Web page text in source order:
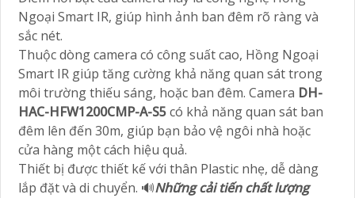
Ngoại Smart IR, giúp hình ảnh ban đêm rõ ràng và
sắc nét.
Thuộc dòng camera có công suất cao, Hồng Ngoại
Smart IR giúp tăng cường khả năng quan sát trong
môi trường thiếu sáng, hoặc ban đêm. Camera DH-
HAC-HFW1200CMP-A-S5có khả năng quan sát ban
đêm lên đến 30m, giúp bạn bảo vệ ngôi nhà hoặc
cửa hàng một cách hiệu quả.
Thiết bị được thiết kế với thân Plastic nhẹ, dễ dàng
lắp đặt và di chuyển. 🔊Những cải tiến chất lượng